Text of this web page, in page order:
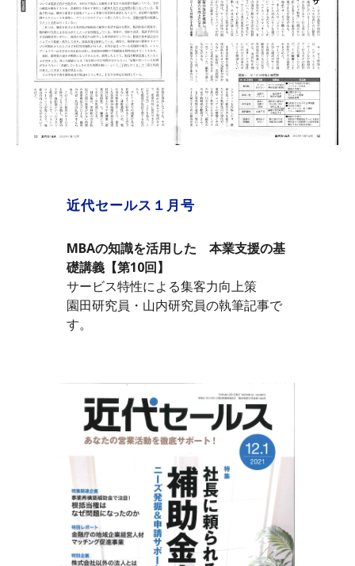
近代セールス１月号
MBAの知識を活用した　本業支援の基
礎講義【第10回】
サービス特性による集客力向上策
園田研究員・山内研究員の執筆記事で
す。